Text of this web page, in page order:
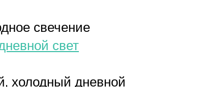
свечение
свет
холодный дневной